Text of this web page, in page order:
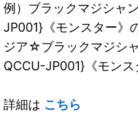
例）ブラックマジシャ
JP001}《モンスター》
ジア☆ブラックマジシ
QCCU-JP001}《モンス
詳細は こちら